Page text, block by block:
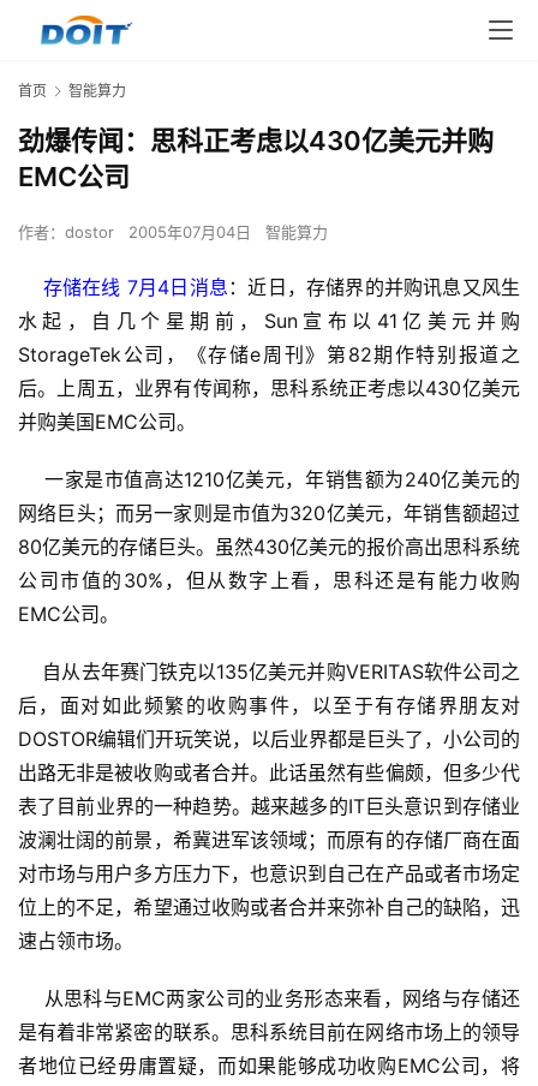
首页 智能算力
劲爆传闻：思科正考虑以430亿美元并购
EMC公司
作者： dostor 2005年07月04日 智能算力
存储在线 7月4日消息 ：近日，存储界的并购讯息又风生
水起，自几个星期前，Sun宣布以41亿美元并购
StorageTek公司，《存储e周刊》第82期作特别报道之
后。上周五，业界有传闻称，思科系统正考虑以430亿美元
并购美国EMC公司。
一家是市值高达1210亿美元，年销售额为240亿美元的
网络巨头；而另一家则是市值为320亿美元，年销售额超过
80亿美元的存储巨头。虽然430亿美元的报价高出思科系统
公司市值的30%，但从数字上看，思科还是有能力收购
EMC公司。
自从去年赛门铁克以135亿美元并购VERITAS软件公司之
后，面对如此频繁的收购事件，以至于有存储界朋友对
DOSTOR编辑们开玩笑说，以后业界都是巨头了，小公司的
出路无非是被收购或者合并。此话虽然有些偏颇，但多少代
表了目前业界的一种趋势。越来越多的IT巨头意识到存储业
波澜壮阔的前景，希冀进军该领域；而原有的存储厂商在面
对市场与用户多方压力下，也意识到自己在产品或者市场定
位上的不足，希望通过收购或者合并来弥补自己的缺陷，迅
速占领市场。
从思科与EMC两家公司的业务形态来看，网络与存储还
是有着非常紧密的联系。思科系统目前在网络市场上的领导
者地位已经毋庸置疑，而如果能够成功收购EMC公司，将